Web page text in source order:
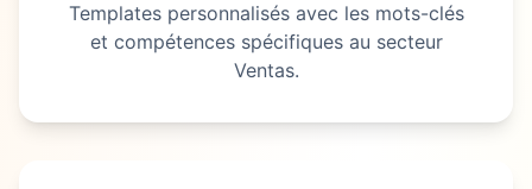
Templates personnalisés avec les mots-clés
et compétences spécifiques au secteur
Ventas.